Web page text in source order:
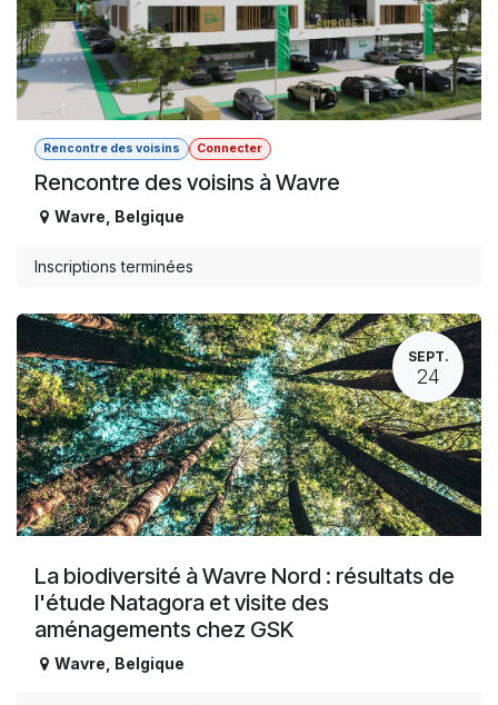
Rencontre des voisins Connecter
Rencontre des voisins à Wavre
Wavre Belgique
Inscriptions terminées
SEPT.
24
La biodiversité à Wavre Nord : résultats de
l'étude Natagora et visite des
aménagements chez GSK
Wavre Belgique